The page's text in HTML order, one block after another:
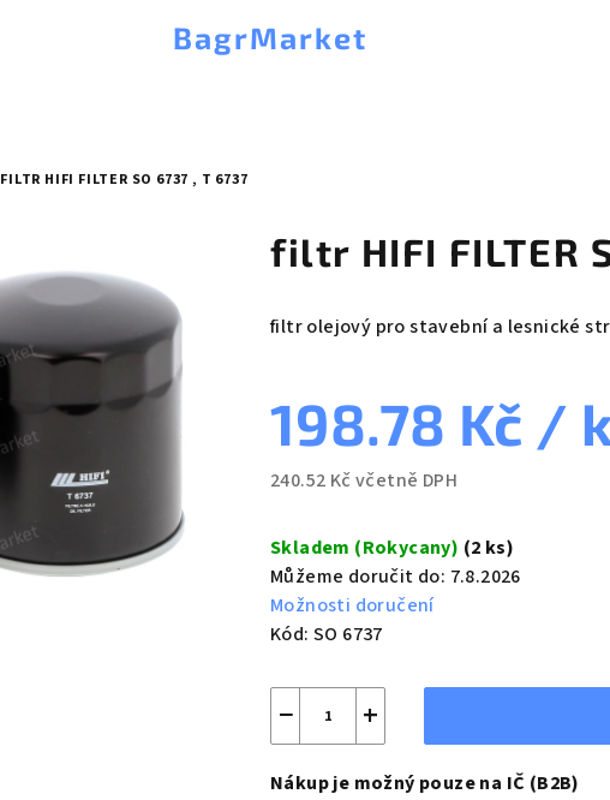
BagrMarket
FILTR HIFI FILTER SO 6737 , T 6737
filtr HIFI FILTER
filtr olejový pro stavební a lesnické
198.78 Kč /
240.52 Kč včetně DPH
cena:
Skladem (Rokycany) (2 ks)
Můžeme doručit do: 7.8.2026
Možnosti doručení
Kód: SO 6737
+
−
Nákup je možný pouze na IČ (B2B)